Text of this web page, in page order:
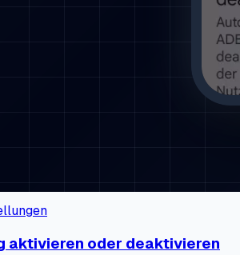
aktivieren oder deaktivieren